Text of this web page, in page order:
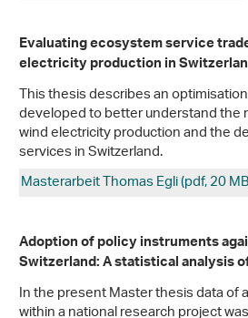
Evaluating ecosystem service
electricity production in
This thesis describes an
developed to better understand the
wind electricity production and the
services in Switzerland.
Masterarbeit Thomas Egli (pdf, 20
Adoption of policy instruments
Switzerland: A statistical analysis
In the present Master thesis data of